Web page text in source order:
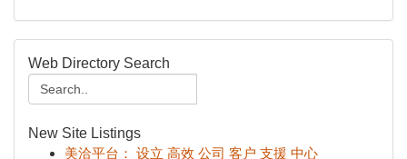
Web Directory Search
New Site Listings
美洽平台： 设立 高效 公司 客户 支援 中心